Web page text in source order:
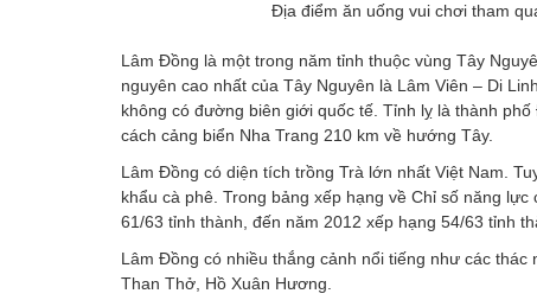
Địa điểm ăn uống vui chơi tham
Lâm Đồng là một trong năm tỉnh thuộc vùng Tây
nguyên cao nhất của Tây Nguyên là Lâm Viên – Di
không có đường biên giới quốc tế. Tỉnh lỵ là thành
cách cảng biển Nha Trang 210 km về hướng Tây.
Lâm Đồng có diện tích trồng Trà lớn nhất Việt Nam.
khẩu cà phê. Trong bảng xếp hạng về Chỉ số năng
61/63 tỉnh thành, đến năm 2012 xếp hạng 54/63 tỉnh
Lâm Đồng có nhiều thắng cảnh nổi tiếng như các
Than Thở, Hồ Xuân Hương.